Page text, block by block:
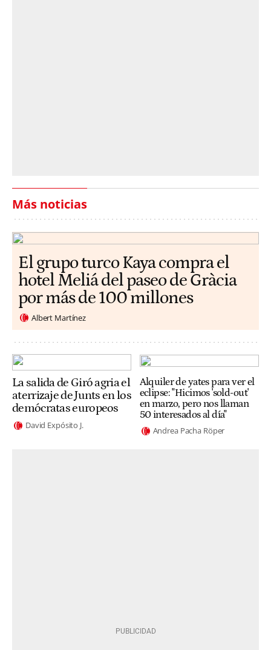
Más noticias
El grupo turco Kaya compra el
hotel Meliá del paseo de Gràcia
por más de 100 millones
Albert Martínez
La salida de Giró agria el
aterrizaje de Junts en los
demócratas europeos
David Expósito J.
Alquiler de yates para ver el
eclipse: "Hicimos 'sold-out'
en marzo, pero nos llaman
50 interesados al día"
Andrea Pacha Röper